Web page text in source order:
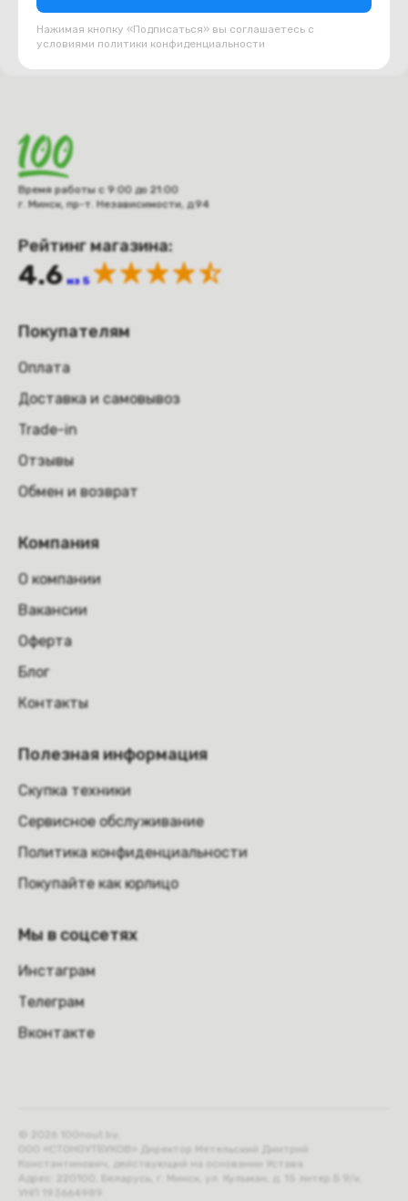
Нажимая кнопку «Подписаться» вы соглашаетесь с
условиями политики конфиденциальности
Время работы с 9:00 до 21:00
г. Минск, пр-т. Независимости, д.94
Рейтинг магазина:
4.6 из 5
Покупателям
Оплата
Доставка и самовывоз
Trade-in
Отзывы
Обмен и возврат
Компания
О компании
Вакансии
Оферта
Блог
Контакты
Полезная информация
Скупка техники
Сервисное обслуживание
Политика конфиденциальности
Покупайте как юрлицо
Мы в соцсетях
Инстаграм
Телеграм
Вконтакте
ООО «СТОНОУТБУКОВ» Директор Метельский Дмитрий
Константинович, действующий на основании Устава.
Адрес: 220100, Беларусь, г. Минск, ул. Кульман, д. 15 литер Б 9/к.